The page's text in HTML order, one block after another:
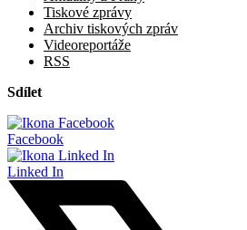
Tiskové zprávy
Archiv tiskových zpráv
Videoreportáže
RSS
Sdílet
Facebook
Linked In